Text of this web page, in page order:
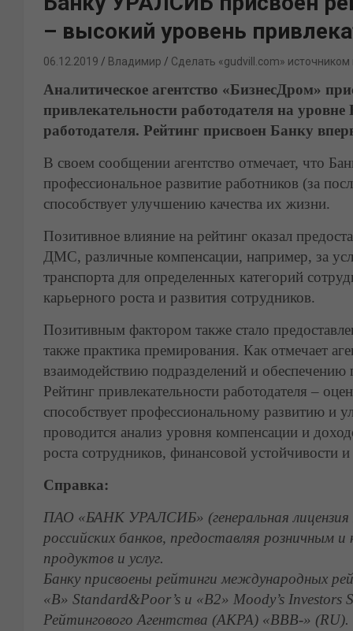
– высокий уровень
06.12.2019 Владимир Сделать «gudvill.com» источником
Аналитическое агентство «БизнесДром»
привлекательности работодателя на
работодателя. Рейтинг присвоен Банку
В своем сообщении агентство отмечает, что
профессиональное развитие работников (за
способствует улучшению качества их жизни.
Позитивное влияние на рейтинг оказал
ДМС, различные компенсации, например, за
транспорта для определенных категорий
карьерного роста и развития сотрудников.
Позитивным фактором также стало
также практика премирования. Как отмечает
взаимодействию подразделений и обеспечению
Рейтинг привлекательности работодателя –
способствует профессиональному развитию и
проводится анализ уровня компенсации и
роста сотрудников, финансовой устойчивости
Справка:
ПАО «БАНК УРАЛСИБ» (генеральная
российских банков, предоставляя розничным
продуктов и услуг.
Банку присвоены рейтинги международных
«B» Standard&Poor’s и «B2» Moody’s
Рейтингового Агентства (АКРА) «ВВВ-» (RU).